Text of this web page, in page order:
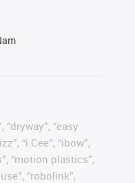
“dryway”, “easy
“i.Cee”, “ibow”,
“motion plastics”,
“robolink”,